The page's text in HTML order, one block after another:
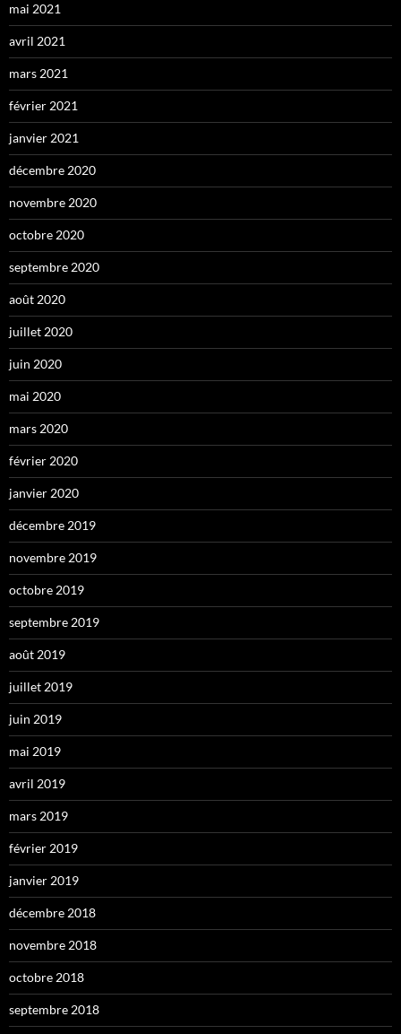
mai 2021
avril 2021
mars 2021
février 2021
janvier 2021
décembre 2020
novembre 2020
octobre 2020
septembre 2020
août 2020
juillet 2020
juin 2020
mai 2020
mars 2020
février 2020
janvier 2020
décembre 2019
novembre 2019
octobre 2019
septembre 2019
août 2019
juillet 2019
juin 2019
mai 2019
avril 2019
mars 2019
février 2019
janvier 2019
décembre 2018
novembre 2018
octobre 2018
septembre 2018